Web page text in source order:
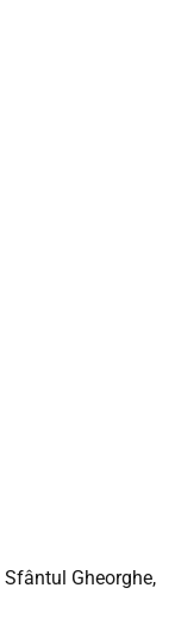
Gheorghe,